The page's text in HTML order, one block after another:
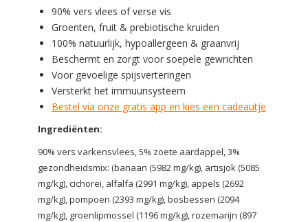
90% vers vlees of verse vis
Groenten, fruit & prebiotische kruiden
100% natuurlijk, hypoallergeen & graanvrij
Beschermt en zorgt voor soepele gewrichten
Voor gevoelige spijsverteringen
Versterkt het immuunsysteem
Bestel via onze gratis app en kies een cadeautje
Ingrediënten:
90% vers varkensvlees, 5% zoete aardappel, 3%
gezondheidsmix: (banaan (5982 mg/kg), artisjok (5085
mg/kg), cichorei, alfalfa (2991 mg/kg), appels (2692
mg/kg), pompoen (2393 mg/kg), bosbessen (2094
mg/kg), groenlipmossel (1196 mg/kg), rozemarijn (897